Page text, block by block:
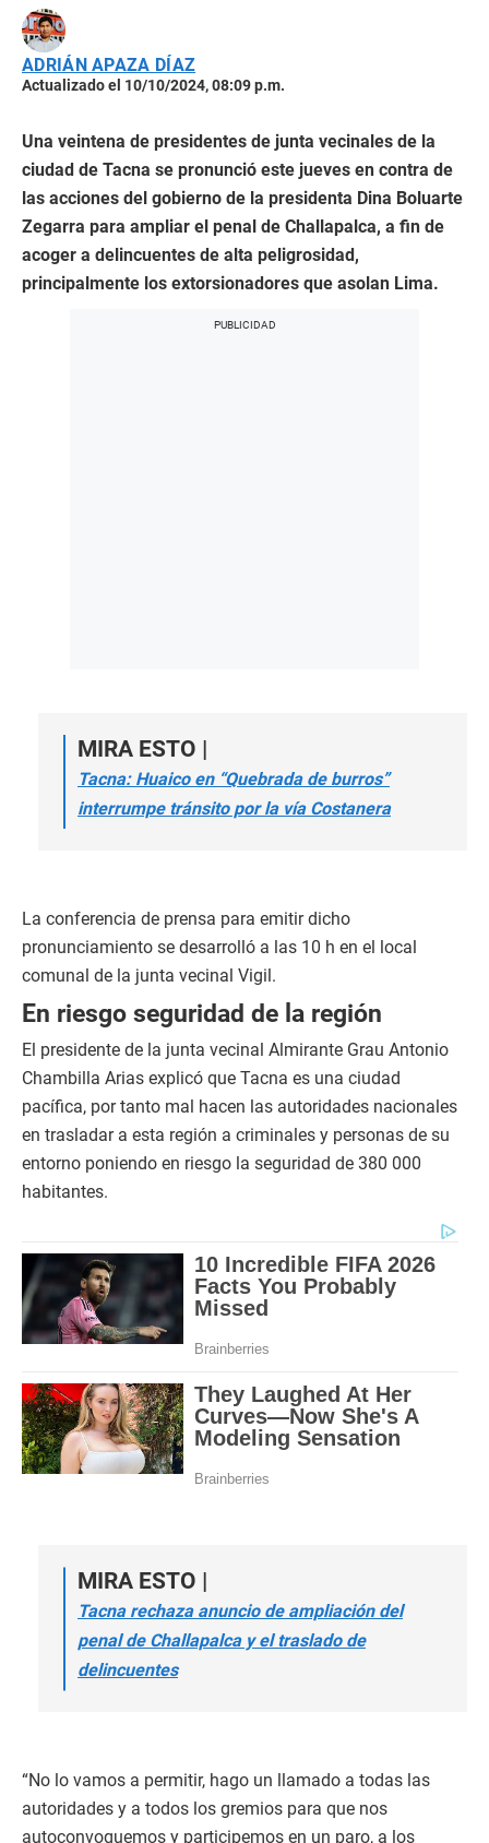
ADRIÁN APAZA DÍAZ
Actualizado el 10/10/2024, 08:09 p.m.
Una veintena de presidentes de junta vecinales de la
ciudad de Tacna se pronunció este jueves en contra de
las acciones del gobierno de la presidenta Dina Boluarte
Zegarra para ampliar el penal de Challapalca, a fin de
acoger a delincuentes de alta peligrosidad,
principalmente los extorsionadores que asolan Lima.
MIRA ESTO |
Tacna: Huaico en “Quebrada de burros”
interrumpe tránsito por la vía Costanera
La conferencia de prensa para emitir dicho
pronunciamiento se desarrolló a las 10 h en el local
comunal de la junta vecinal Vigil.
En riesgo seguridad de la región
El presidente de la junta vecinal Almirante Grau Antonio
Chambilla Arias explicó que Tacna es una ciudad
pacífica, por tanto mal hacen las autoridades nacionales
en trasladar a esta región a criminales y personas de su
entorno poniendo en riesgo la seguridad de 380 000
habitantes.
MIRA ESTO |
Tacna rechaza anuncio de ampliación del
penal de Challapalca y el traslado de
delincuentes
“No lo vamos a permitir, hago un llamado a todas las
autoridades y a todos los gremios para que nos
autoconvoquemos y participemos en un paro, a los